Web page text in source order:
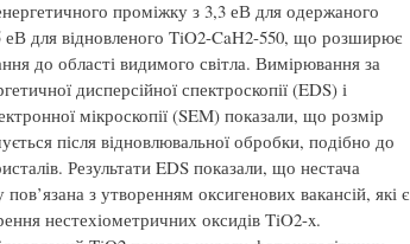
проміжку з 3,3 еВ для одержаного
еВ для відновленого TiO2-CaH2-550, що розширює
до області видимого світла. Вимірювання за
дисперсійної спектроскопії (EDS) і
мікроскопії (SEM) показали, що розмір
після відновлювальної обробки, подібно до
Результати EDS показали, що нестача
з утворенням оксигенових вакансій, які є
нестехіометричних оксидів TiO2-x.